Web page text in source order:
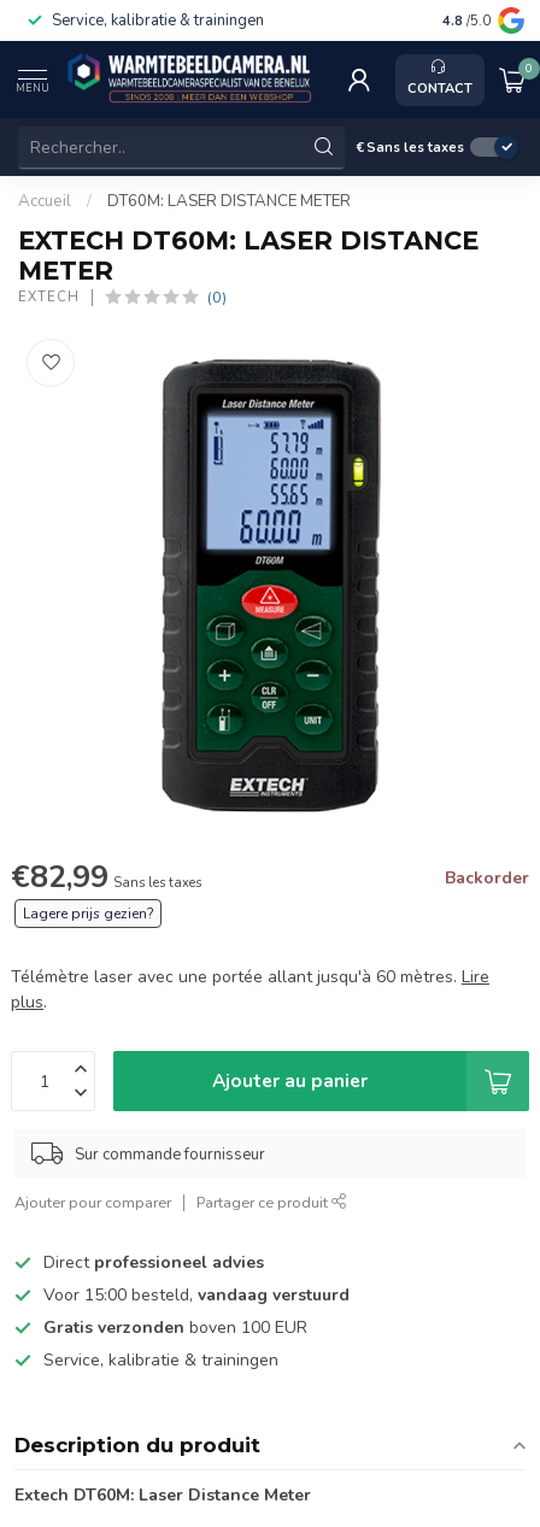
Service, kalibratie & trainingen 4.8 /5.0
MENU CONTACT
0
€Sans les taxes
Accueil / DT60M: LASER DISTANCE METER
EXTECH DT60M: LASER DISTANCE
METER
EXTECH (0)
€82,99 Sans les taxes Backorder
Lagere prijs gezien?
Télémètre laser avec une portée allant jusqu'à 60 mètres. Lire
plus.
Ajouter au panier
Sur commande fournisseur
Ajouter pour comparer Partager ce produit
Direct professioneel advies
Voor 15:00 besteld, vandaag verstuurd
Gratis verzonden boven 100 EUR
Service, kalibratie & trainingen
Description du produit
Extech DT60M: Laser Distance Meter